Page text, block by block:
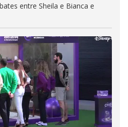
entre Sheila e Bianca e